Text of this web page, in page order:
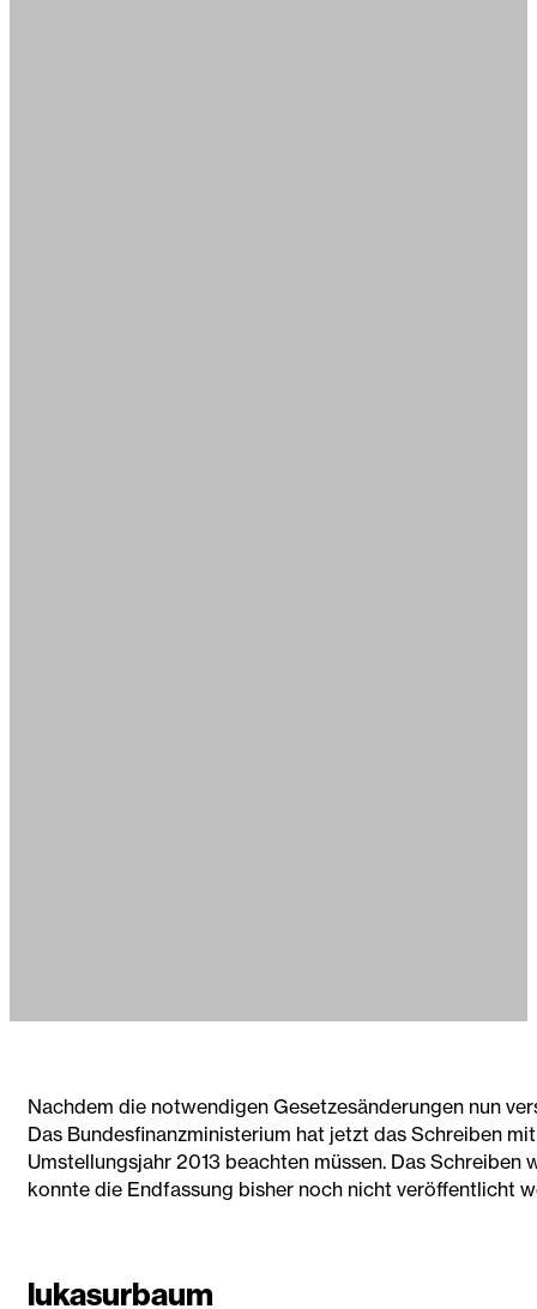
Nachdem die notwendigen Gesetzesänderungen nun
Das Bundesfinanzministerium hat jetzt das Schreiben
Umstellungsjahr 2013 beachten müssen. Das
konnte die Endfassung bisher noch nicht veröffentlicht
lukasurbaum